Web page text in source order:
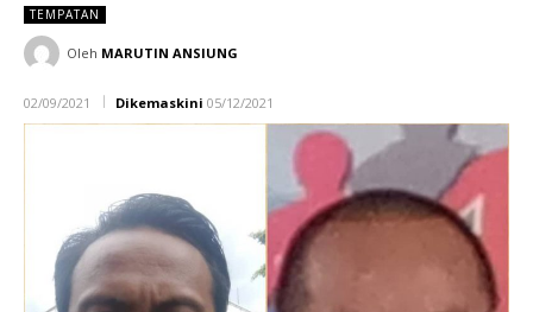
TEMPATAN
Oleh MARUTIN ANSIUNG
02/09/2021 Dikemaskini 05/12/2021